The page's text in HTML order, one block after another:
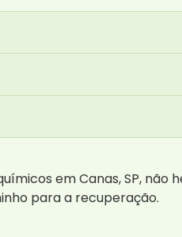
em Canas, SP, não
para a recuperação.